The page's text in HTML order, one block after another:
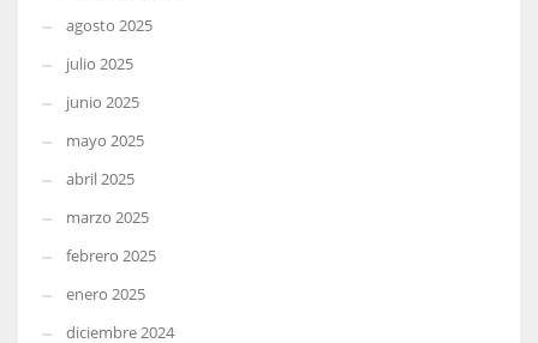
agosto 2025
julio 2025
junio 2025
mayo 2025
abril 2025
marzo 2025
febrero 2025
enero 2025
diciembre 2024